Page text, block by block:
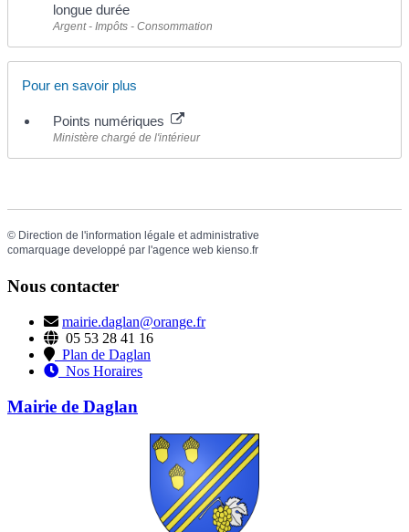
longue durée
Argent - Impôts - Consommation
Pour en savoir plus
Points numériques
Ministère chargé de l'intérieur
© Direction de l'information légale et administrative
comarquage developpé par l'agence web kienso.fr
Nous contacter
mairie.daglan@orange.fr
05 53 28 41 16
Plan de Daglan
Nos Horaires
Mairie de Daglan